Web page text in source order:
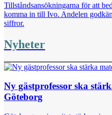
Tillståndsansökningarna för att
komma in till Ivo. Andelen
siffror.
Nyheter
Ny gästprofessor ska
Göteborg